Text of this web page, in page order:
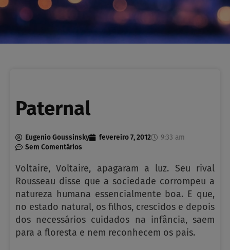
Paternal
Eugenio Goussinsky fevereiro 7, 2012
9:33 am
Sem Comentários
Voltaire, Voltaire, apagaram a luz. Seu rival
Rousseau disse que a sociedade corrompeu a
natureza humana essencialmente boa. E que,
no estado natural, os filhos, crescidos e depois
dos necessários cuidados na infância, saem
para a floresta e nem reconhecem os pais.